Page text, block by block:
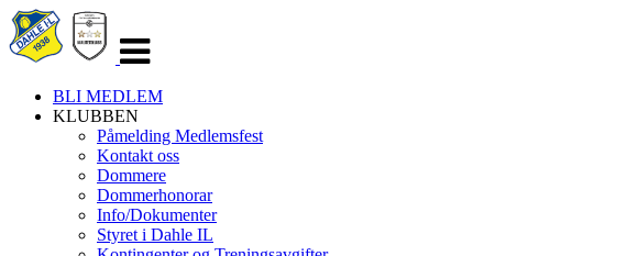
navigasjon
BLI MEDLEM
KLUBBEN
Påmelding Medlemsfest
Kontakt oss
Dommere
Dommerhonorar
Info/Dokumenter
Styret i Dahle IL